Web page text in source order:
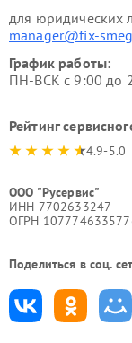
для юридических
manager@fix-
График работы:
ПН-ВСК с 9:00 до
Рейтинг
4.9-5.0
ООО "Русервис"
ИНН 7702633247
ОГРН
Поделиться в соц.